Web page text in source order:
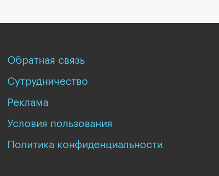
Обратная связь
Сутрудничество
Реклама
Условия пользования
Политика конфиденциальности